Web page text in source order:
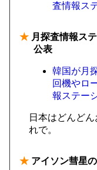
査情報ス
★ 月探査情報ス
公表
韓国が月
回機やロ
報ステー
日本はどんど
れで。
★ アイソン彗星